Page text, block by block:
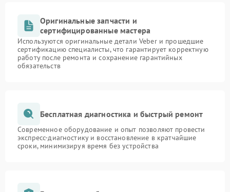
Оригинальные запчасти и
сертифицированные мастера
Используются оригинальные детали Veber и прошедшие
сертификацию специалисты, что гарантирует корректную
работу после ремонта и сохранение гарантийных
обязательств
Бесплатная диагностика и быстрый ремонт
Современное оборудование и опыт позволяют провести
экспресс-диагностику и восстановление в кратчайшие
сроки, минимизируя время без устройства